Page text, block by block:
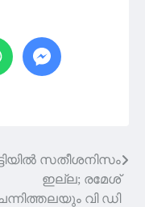
സതീശനിസം
ഇല്ല; രമേശ്
വി ഡി